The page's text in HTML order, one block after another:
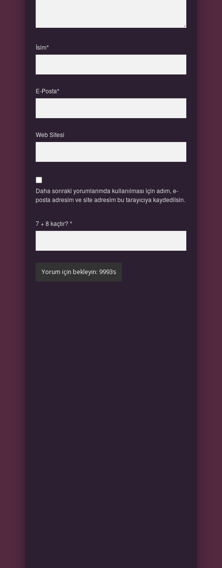
İsim*
E-Posta*
Web Sitesi
Daha sonraki yorumlarımda kullanılması için adım, e-
posta adresim ve site adresim bu tarayıcıya kaydedilsin.
7 + 8 kaçtır? *